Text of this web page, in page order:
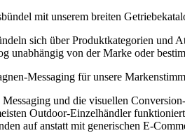
mit unserem breiten
sich über Produktkategorien und
unabhängig von der Marke oder
Messaging für unsere
und die visuellen
Outdoor-Einzelhändler
auf anstatt mit generischen E-